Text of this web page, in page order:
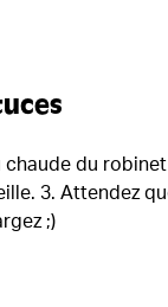
chaude du
3. Attendez
;)